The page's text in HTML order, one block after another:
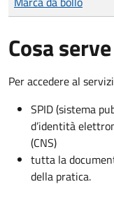
Cosa serve
Per accedere al
SPID (sistema
d’identità
(CNS)
tutta la
della pratica.